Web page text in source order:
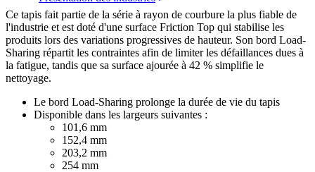
Ce tapis fait partie de la série à rayon de courbure la plus fiable de
l'industrie et est doté d'une surface Friction Top qui stabilise les
produits lors des variations progressives de hauteur. Son bord Load-
Sharing répartit les contraintes afin de limiter les défaillances dues à
la fatigue, tandis que sa surface ajourée à 42 % simplifie le
nettoyage.
Le bord Load-Sharing prolonge la durée de vie du tapis
Disponible dans les largeurs suivantes :
101,6 mm
152,4 mm
203,2 mm
254 mm